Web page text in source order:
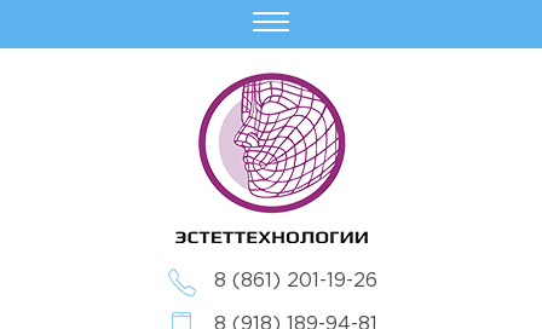
8 (861) 201-19-26
8 (918) 189-94-81